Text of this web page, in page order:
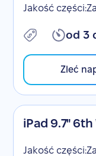
Jakość części:
od 3
Zleć
iPad 9.7" 6th
Jakość części: